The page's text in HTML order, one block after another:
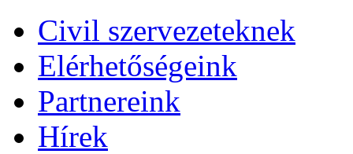
Civil szervezeteknek
Elérhetőségeink
Partnereink
Hírek